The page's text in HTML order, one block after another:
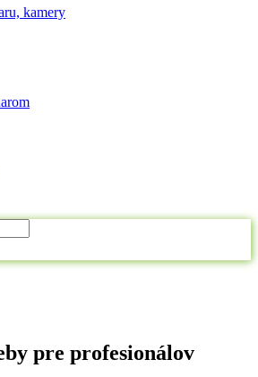
kamery
pre profesionálov